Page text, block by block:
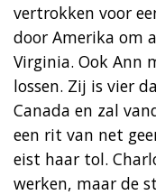
vertrokken voor
door Amerika om
Virginia. Ook Ann
lossen. Zij is vier
Canada en zal
een rit van net
eist haar tol.
werken, maar de